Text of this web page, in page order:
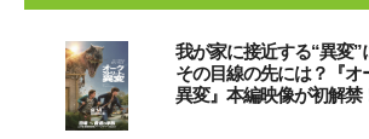
我が家に接近する“異変”
その目線の先には？『オ
異変』本編映像が初解禁